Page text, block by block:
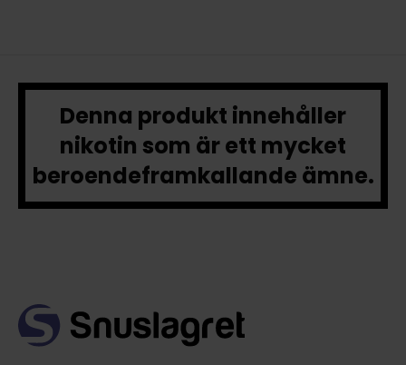
Denna produkt innehåller
nikotin som är ett mycket
beroendeframkallande ämne.